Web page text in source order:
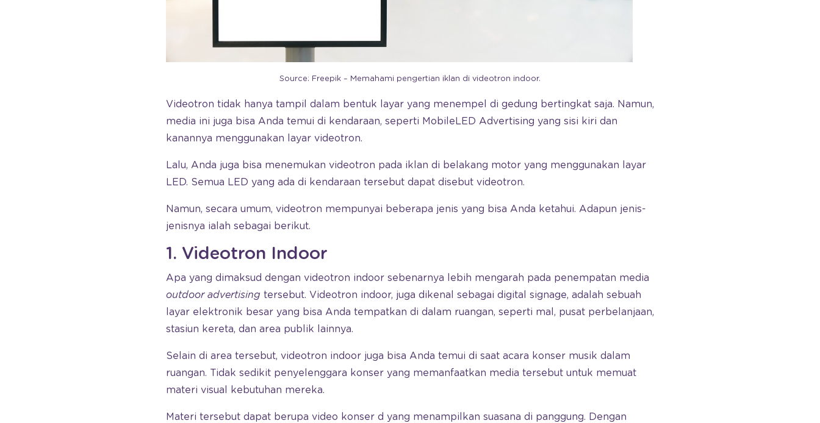
Source: Freepik – Memahami pengertian iklan di videotron indoor.
Videotron tidak hanya tampil dalam bentuk layar yang menempel di gedung bertingkat saja. Namun,
media ini juga bisa Anda temui di kendaraan, seperti MobileLED Advertising yang sisi kiri dan
kanannya menggunakan layar videotron.
Lalu, Anda juga bisa menemukan videotron pada iklan di belakang motor yang menggunakan layar
LED. Semua LED yang ada di kendaraan tersebut dapat disebut videotron.
Namun, secara umum, videotron mempunyai beberapa jenis yang bisa Anda ketahui. Adapun jenis-
jenisnya ialah sebagai berikut.
1. Videotron Indoor
Apa yang dimaksud dengan videotron indoor sebenarnya lebih mengarah pada penempatan media
outdoor advertising tersebut. Videotron indoor, juga dikenal sebagai digital signage, adalah sebuah
layar elektronik besar yang bisa Anda tempatkan di dalam ruangan, seperti mal, pusat perbelanjaan,
stasiun kereta, dan area publik lainnya.
Selain di area tersebut, videotron indoor juga bisa Anda temui di saat acara konser musik dalam
ruangan. Tidak sedikit penyelenggara konser yang memanfaatkan media tersebut untuk memuat
materi visual kebutuhan mereka.
Materi tersebut dapat berupa video konser d yang menampilkan suasana di panggung. Dengan